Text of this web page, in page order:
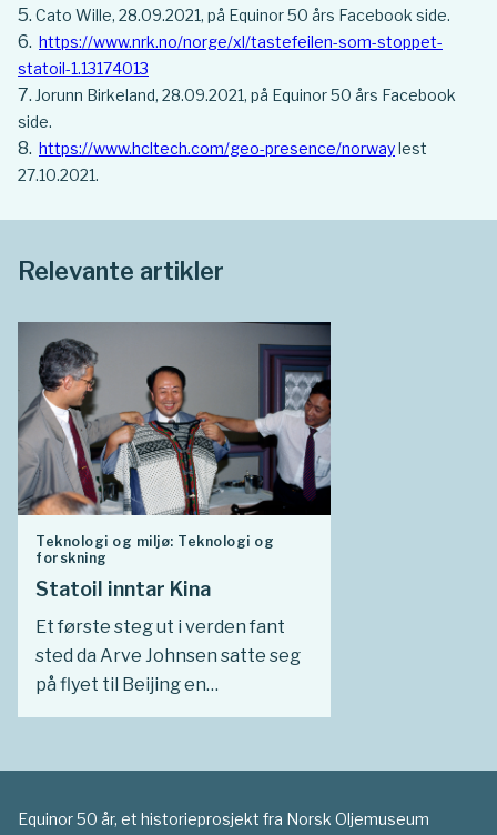
Cato Wille, 28.09.2021, på Equinor 50 års Facebook side.
https://www.nrk.no/norge/xl/tastefeilen-som-stoppet-
statoil-1.13174013
Jorunn Birkeland, 28.09.2021, på Equinor 50 års Facebook
side.
https://www.hcltech.com/geo-presence/norway lest
27.10.2021.
Relevante artikler
Teknologi og miljø: Teknologi og
forskning
Statoil inntar Kina
Et første steg ut i verden fant
sted da Arve Johnsen satte seg
på flyet til Beijing en
desemberdag i 1979. Han skulle
konsulenthjelp med det
oljeselskapet CNOOC.
Equinor 50 år, et historieprosjekt fra Norsk Oljemuseum